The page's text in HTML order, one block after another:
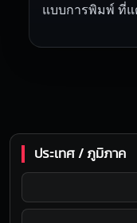
แบบการพิมพ์ ที่
ประเทศ / ภูมิภาค